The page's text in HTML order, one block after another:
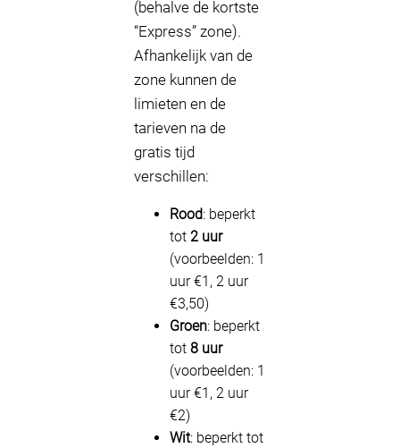
(behalve de kortste
“Express” zone).
Afhankelijk van de
zone kunnen de
limieten en de
tarieven na de
gratis tijd
verschillen:
Rood: beperkt
tot 2 uur
(voorbeelden: 1
uur €1, 2 uur
€3,50)
Groen: beperkt
tot 8 uur
(voorbeelden: 1
uur €1, 2 uur
€2)
Wit: beperkt tot